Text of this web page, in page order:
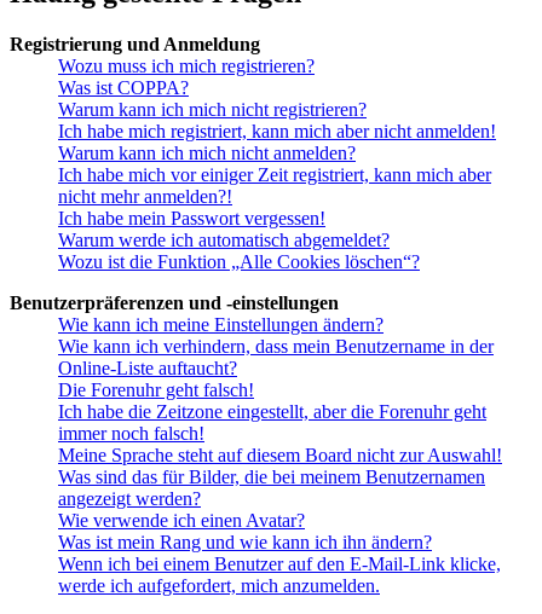
Registrierung und Anmeldung
Wozu muss ich mich registrieren?
Was ist COPPA?
Warum kann ich mich nicht registrieren?
Ich habe mich registriert, kann mich aber nicht anmelden!
Warum kann ich mich nicht anmelden?
Ich habe mich vor einiger Zeit registriert, kann mich aber
nicht mehr anmelden?!
Ich habe mein Passwort vergessen!
Warum werde ich automatisch abgemeldet?
Wozu ist die Funktion „Alle Cookies löschen“?
Benutzerpräferenzen und -einstellungen
Wie kann ich meine Einstellungen ändern?
Wie kann ich verhindern, dass mein Benutzername in der
Online-Liste auftaucht?
Die Forenuhr geht falsch!
Ich habe die Zeitzone eingestellt, aber die Forenuhr geht
immer noch falsch!
Meine Sprache steht auf diesem Board nicht zur Auswahl!
Was sind das für Bilder, die bei meinem Benutzernamen
angezeigt werden?
Wie verwende ich einen Avatar?
Was ist mein Rang und wie kann ich ihn ändern?
Wenn ich bei einem Benutzer auf den E-Mail-Link klicke,
werde ich aufgefordert, mich anzumelden.